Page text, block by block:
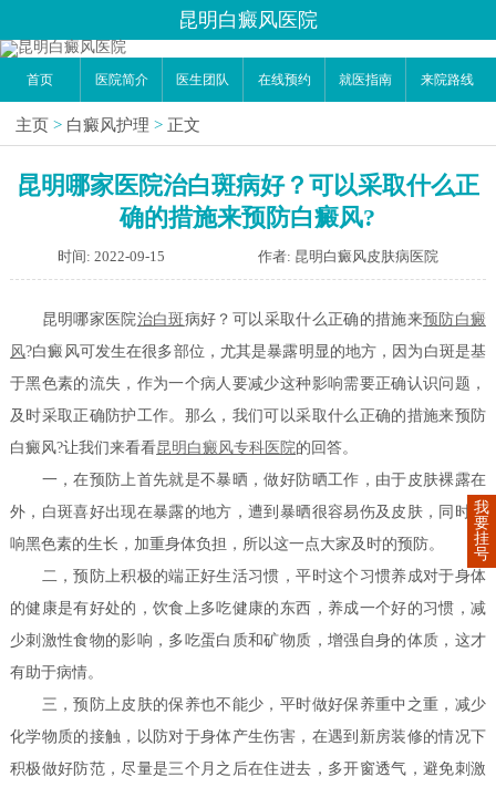
昆明白癜风医院
首页 医院简介 医生团队 在线预约 就医指南 来院路线
主页 > 白癜风护理 > 正文
昆明哪家医院治白斑病好？可以采取什么正
确的措施来预防白癜风?
时间: 2022-09-15 作者: 昆明白癜风皮肤病医院
昆明哪家医院治白斑病好？可以采取什么正确的措施来预防白癜
风?白癜风可发生在很多部位，尤其是暴露明显的地方，因为白斑是基
于黑色素的流失，作为一个病人要减少这种影响需要正确认识问题，
及时采取正确防护工作。那么，我们可以采取什么正确的措施来预防
白癜风?让我们来看看昆明白癜风专科医院的回答。
一，在预防上首先就是不暴晒，做好防晒工作，由于皮肤裸露在
外，白斑喜好出现在暴露的地方，遭到暴晒很容易伤及皮肤，同时影
响黑色素的生长，加重身体负担，所以这一点大家及时的预防。
二，预防上积极的端正好生活习惯，平时这个习惯养成对于身体
的健康是有好处的，饮食上多吃健康的东西，养成一个好的习惯，减
少刺激性食物的影响，多吃蛋白质和矿物质，增强自身的体质，这才
有助于病情。
三，预防上皮肤的保养也不能少，平时做好保养重中之重，减少
化学物质的接触，以防对于身体产生伤害，在遇到新房装修的情况下
积极做好防范，尽量是三个月之后在住进去，多开窗透气，避免刺激
我
要
挂
号